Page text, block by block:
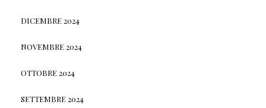
DICEMBRE 2024
NOVEMBRE 2024
OTTOBRE 2024
SETTEMBRE 2024